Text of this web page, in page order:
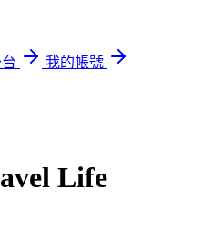
我的帳號
Life